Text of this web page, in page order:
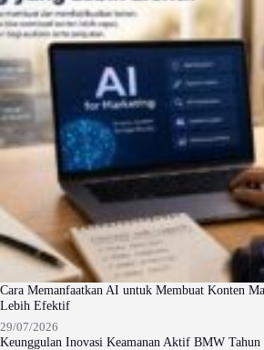
Cara Memanfaatkan AI untuk Membuat Konten
Lebih Efektif
29/07/2026
Keunggulan Inovasi Keamanan Aktif BMW Tahun